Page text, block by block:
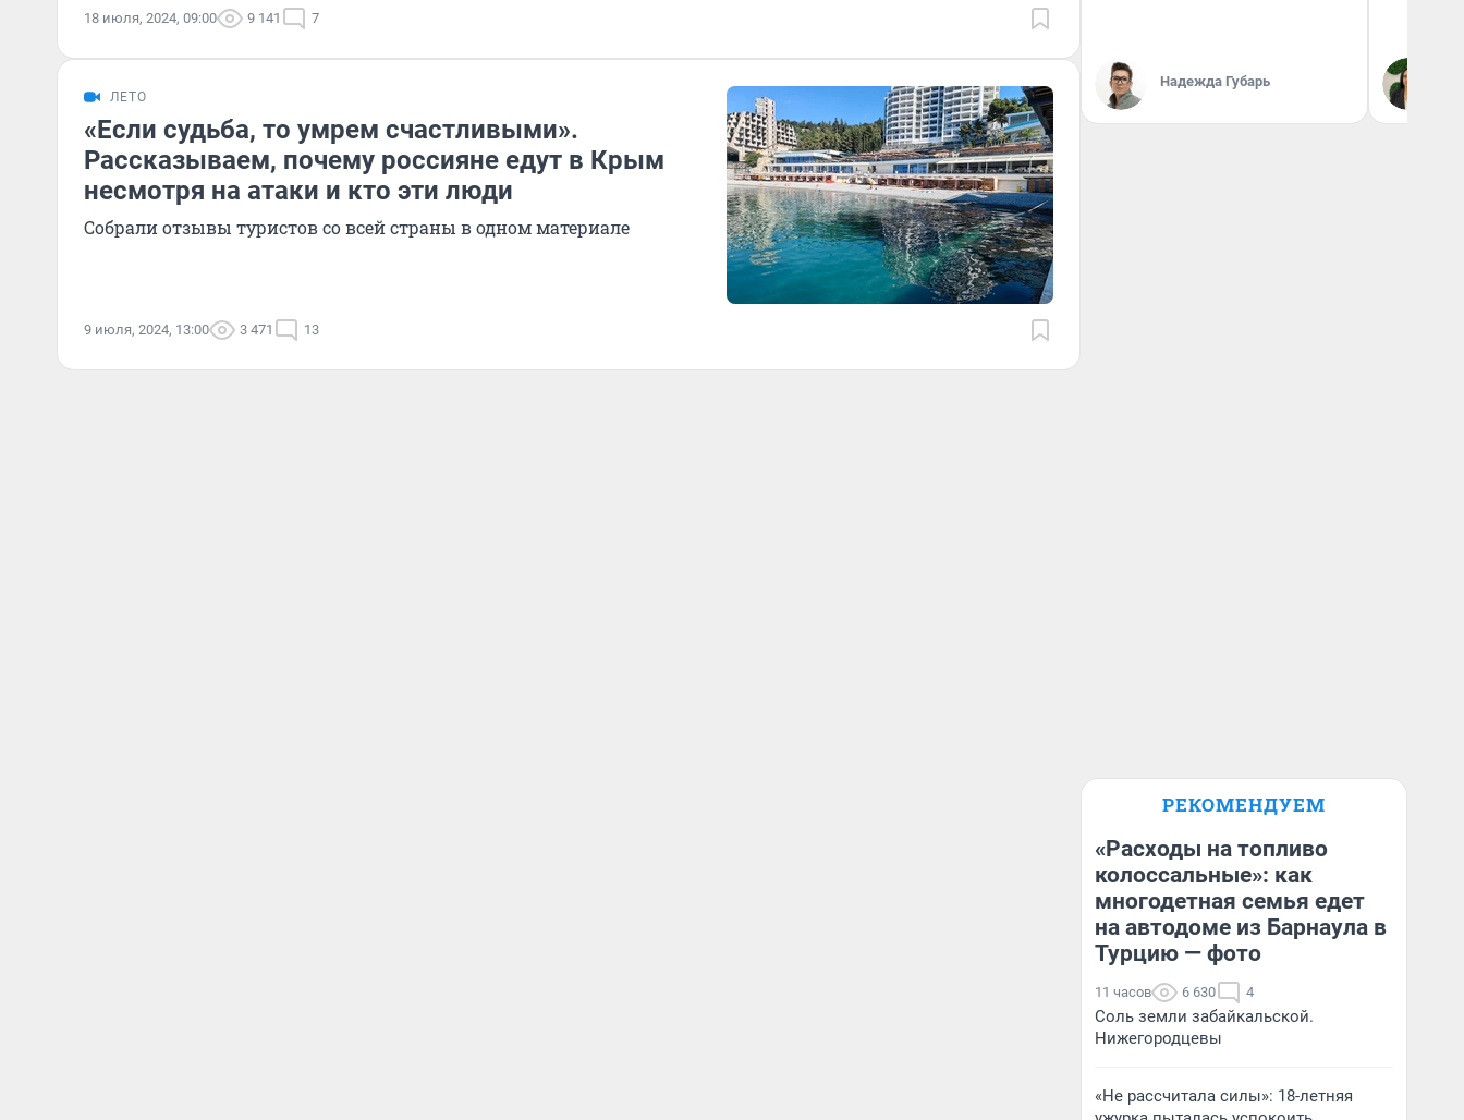
18 июля, 2024, 09:00 9 141 7
ЛЕТО
«Если судьба, то умрем счастливыми».
Рассказываем, почему россияне едут в Крым
несмотря на атаки и кто эти люди
Собрали отзывы туристов со всей страны в одном материале
9 июля, 2024, 13:00 3 471 13
Надежда Губарь
РЕКОМЕНДУЕМ
«Расходы на топливо
колоссальные»: как
многодетная семья едет
на автодоме из Барнаула в
Турцию — фото
11 часов 6 630 4
Соль земли забайкальской.
Нижегородцевы
«Не рассчитала силы»: 18-летняя